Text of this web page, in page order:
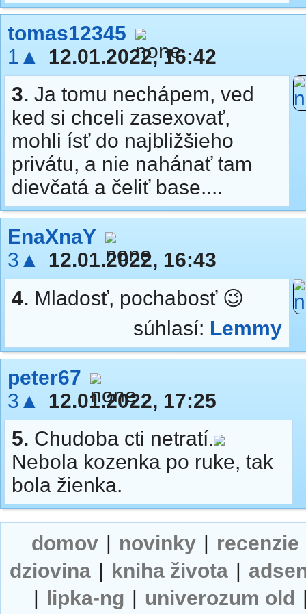
tomas12345
1▲
12.01.2022, 16:42
3. Ja tomu nechápem, ved
ked si chceli zasexovať,
mohli ísť do najbližšieho
privátu, a nie nahánať tam
dievčatá a čeliť base....
EnaXnaY
3▲
12.01.2022, 16:43
4. Mladosť, pochabosť 😉
súhlasí: Lemmy
peter67
3▲
12.01.2022, 17:25
5. Chudoba cti netratí.
Nebola kozenka po ruke, tak
bola žienka.
domov | novinky | recenzie
dziovina | kniha života |
| lipka-ng | univerozum old